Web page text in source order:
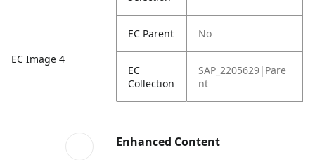
EC Image 4
EC Parent No
EC
Collection
SAP_2205629|Pare
nt
Enhanced Content